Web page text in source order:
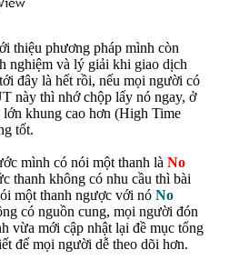
thiệu phương pháp mình còn
nghiệm và lý giải khi giao dịch
đây là hết rồi, nếu mọi người có
này thì nhớ chộp lấy nó ngay, ở
lớn khung cao hơn (High Time
tốt.
mình có nói một thanh là No
thanh không có nhu cầu thì bài
một thanh ngược với nó No
có nguồn cung, mọi người đón
vừa mới cập nhật lại đề mục tổng
để mọi người dễ theo dõi hơn.